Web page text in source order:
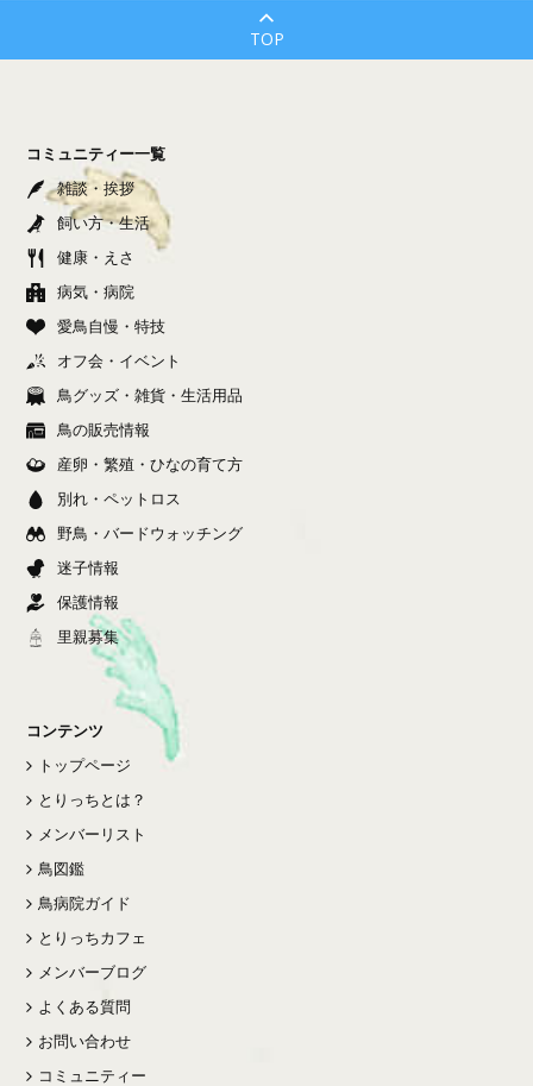
TOP
コミュニティー一覧
雑談・挨拶
飼い方・生活
健康・えさ
病気・病院
愛鳥自慢・特技
オフ会・イベント
鳥グッズ・雑貨・生活用品
鳥の販売情報
産卵・繁殖・ひなの育て方
別れ・ペットロス
野鳥・バードウォッチング
迷子情報
保護情報
里親募集
コンテンツ
トップページ
とりっちとは？
メンバーリスト
鳥図鑑
鳥病院ガイド
とりっちカフェ
メンバーブログ
よくある質問
お問い合わせ
コミュニティー